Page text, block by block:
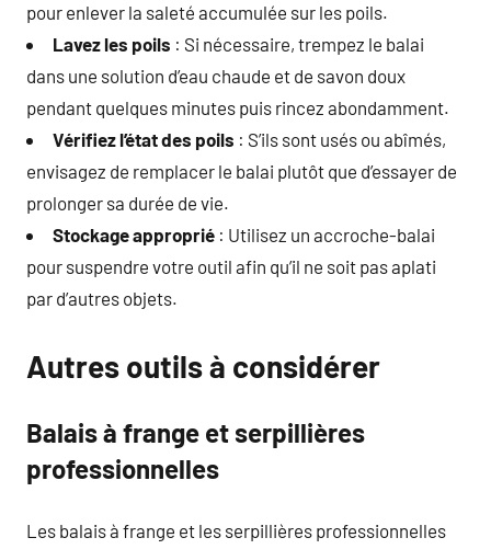
pour enlever la saleté accumulée sur les poils.
Lavez les poils : Si nécessaire, trempez le balai
dans une solution d’eau chaude et de savon doux
pendant quelques minutes puis rincez abondamment.
Vérifiez l’état des poils : S’ils sont usés ou abîmés,
envisagez de remplacer le balai plutôt que d’essayer de
prolonger sa durée de vie.
Stockage approprié : Utilisez un accroche-balai
pour suspendre votre outil afin qu’il ne soit pas aplati
par d’autres objets.
Autres outils à considérer
Balais à frange et serpillières
professionnelles
Les balais à frange et les serpillières professionnelles